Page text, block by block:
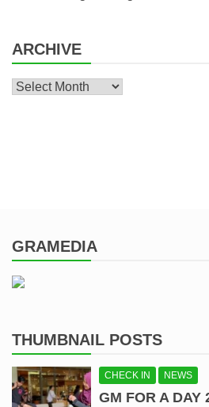
ARCHIVE
Archive
GRAMEDIA
THUMBNAIL POSTS
CHECK IN NEWS
GM FOR A DAY